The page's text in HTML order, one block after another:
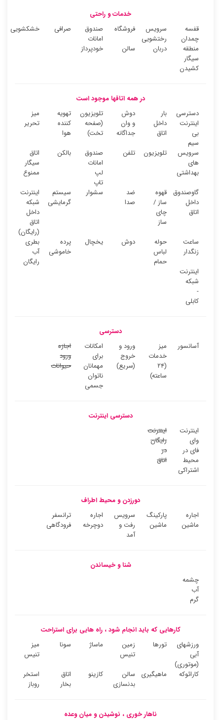
خدمات و راحتی
قفسه
چمدان
سرویس
رختشویی
فروشگاه
صندوق
امانات
صرافی
خشکشویی
منطقه
سیگار
کشیدن
دربان سالن خودپرداز
در همه اتاقها موجود است
دسترسی
اینترنت
بی
سیم
بار
داخل
اتاق
دوش
و وان
جداگانه
تلویزیون
(صفحه
تخت)
تهویه
کننده
هوا
میز
تحریر
سرویس
های
بهداشتی
تلویزیون تلفن
صندوق
امانات
لپ
تاپ
بالکن
اتاق
سیگار
ممنوع
گاوصندوق
داخل
اتاق
قهوه
ساز /
چای
ساز
ضد
صدا
سشوار
سیستم
گرمایشی
اینترنت
شبکه
داخل
اتاق
(رایگان)
ساعت
زنگدار
حوله
لباس
حمام
دوش یخچال
پرده
خاموشی
بطری
آب
رایگان
اینترنت
شبکه
-
کابلی
دسترسی
آسانسور
میز
خدمات
(۲۴
ساعته)
ورود و
خروج
(سریع)
امکانات
برای
مهمانان
ناتوان
جسمی
اجازه
ورود
حیوانات
دسترسی اینترنت
اینترنت
وای
فای در
محیط
اشتراکی
اینترنت
رایگان
در
اتاق
دورزدن و محیط اطراف
اجاره
ماشین
پارکینگ
ماشین
سرویس
رفت و
آمد
اجاره
دوچرخه
ترانسفر
فرودگاهی
شنا و خیساندن
چشمه
آب
گرم
کارهایی که باید انجام شود ، راه هایی برای استراحت
ورزشهای
آبی
(موتوری)
تورها
زمین
تنیس
ماساژ سونا
میز
تنیس
کارائوکه
ماهیگیری
سالن
بدنسازی
کازینو
اتاق
بخار
استخر
روباز
ناهار خوری ، نوشیدن و میان وعده